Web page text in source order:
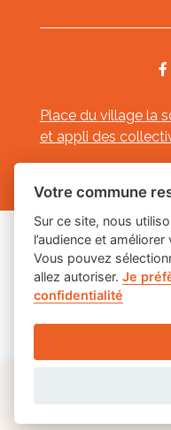
Place du village la
et appli des
Mentions légales
Votre commune
Sur ce site, nous
l’audience et
Vous pouvez
allez autoriser.Je
confidentialité